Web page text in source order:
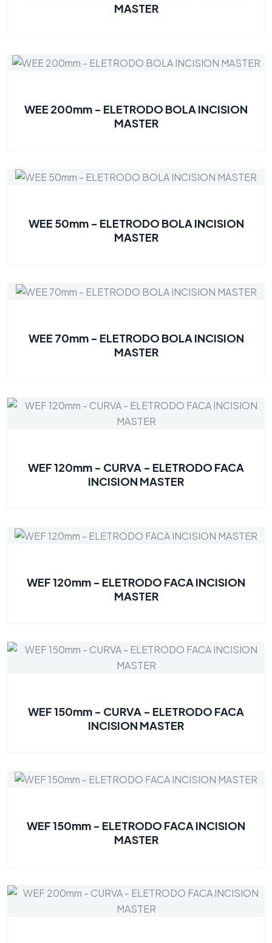
MASTER
WEE 200mm - ELETRODO BOLA INCISION
MASTER
WEE 50mm - ELETRODO BOLA INCISION
MASTER
WEE 70mm - ELETRODO BOLA INCISION
MASTER
WEF 120mm - CURVA - ELETRODO FACA
INCISION MASTER
WEF 120mm - ELETRODO FACA INCISION
MASTER
WEF 150mm - CURVA - ELETRODO FACA
INCISION MASTER
WEF 150mm - ELETRODO FACA INCISION
MASTER